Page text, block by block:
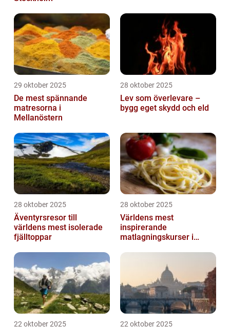
29 oktober 2025
De mest spännande
matresorna i
Mellanöstern
28 oktober 2025
Lev som överlevare –
bygg eget skydd och eld
28 oktober 2025
Äventyrsresor till
världens mest isolerade
fjälltoppar
28 oktober 2025
Världens mest
inspirerande
matlagningskurser i
22 oktober 2025 22 oktober 2025